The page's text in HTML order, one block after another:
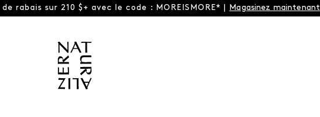
rabais sur 210 $+ avec le code : MOREISMORE* | Magasinez maintenant